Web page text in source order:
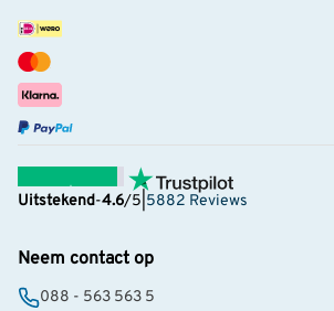
Uitstekend-4.6/5 5882 Reviews
Neem contact op
088 - 563 563 5